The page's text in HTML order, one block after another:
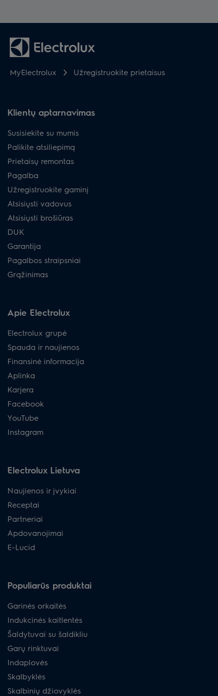
MyElectrolux Užregistruokite prietaisus
Klientų aptarnavimas
Susisiekite su mumis
Palikite atsiliepimą
Prietaisų remontas
Pagalba
Užregistruokite gaminį
Atsisiųsti vadovus
Atsisiųsti brošiūras
DUK
Garantija
Pagalbos straipsniai
Grąžinimas
Apie Electrolux
Electrolux grupė
Spauda ir naujienos
Finansinė informacija
Aplinka
Karjera
Facebook
YouTube
Instagram
Electrolux Lietuva
Naujienos ir įvykiai
Receptai
Partneriai
Apdovanojimai
E-Lucid
Populiarūs produktai
Garinės orkaitės
Indukcinės kaitlentės
Šaldytuvai su šaldikliu
Garų rinktuvai
Indaplovės
Skalbyklės
Skalbinių džiovyklės